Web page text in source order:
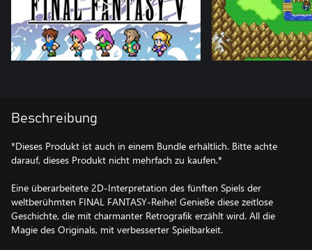
Beschreibung
*Dieses Produkt ist auch in einem Bundle erhältlich. Bitte achte
darauf, dieses Produkt nicht mehrfach zu kaufen.*
Eine überarbeitete 2D-Interpretation des fünften Spiels der
weltberühmten FINAL FANTASY-Reihe! Genieße diese zeitlose
Geschichte, die mit charmanter Retrografik erzählt wird. All die
Magie des Originals, mit verbesserter Spielbarkeit.